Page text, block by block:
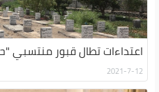
اعتداءات تطال قبور منتسبي
2021-7-12